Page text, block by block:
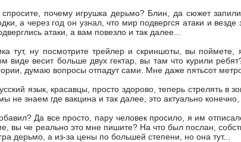
почему игрушка дерьмо? Блин, да сюжет
а через год он узнал, что мир подвергся атаки и
атаки, а вам повезло и так далее...
тут, ну посмотрите трейлер и скриншоты, вы
виде весит больше двух гектар, вы там что курили
думаю вопросы отпадут сами. Мне даже пятьсот
язык, красавцы, просто здорово, теперь стрелять
не знаем где вакцина и так далее, это актуально конечно,
Да все просто, пару человек просило, я им
вы че реально это мне пишите? На что был послан,
дерьмо, а из-за цены по большей степени, но она тут...